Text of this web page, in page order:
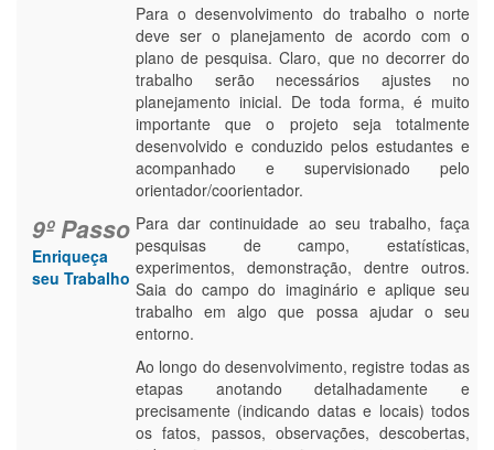
9º Passo
Enriqueça
seu Trabalho
Para o desenvolvimento do trabalho o norte
deve ser o planejamento de acordo com o
plano de pesquisa. Claro, que no decorrer do
trabalho serão necessários ajustes no
planejamento inicial. De toda forma, é muito
importante que o projeto seja totalmente
desenvolvido e conduzido pelos estudantes e
acompanhado e supervisionado pelo
orientador/coorientador.
Para dar continuidade ao seu trabalho, faça
pesquisas de campo, estatísticas,
experimentos, demonstração, dentre outros.
Saia do campo do imaginário e aplique seu
trabalho em algo que possa ajudar o seu
entorno.
Ao longo do desenvolvimento, registre todas as
etapas anotando detalhadamente e
precisamente (indicando datas e locais) todos
os fatos, passos, observações, descobertas,